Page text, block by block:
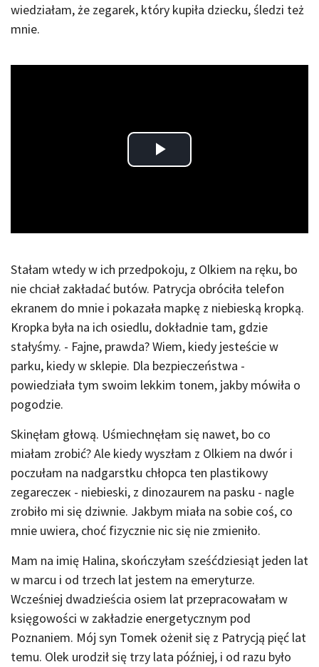
wiedziałam, że zegarek, który kupiła dziecku, śledzi też
mnie.
Play
Stałam wtedy w ich przedpokoju, z Olkiem na ręku, bo
nie chciał zakładać butów. Patrycja obróciła telefon
ekranem do mnie i pokazała mapkę z niebieską kropką.
Kropka była na ich osiedlu, dokładnie tam, gdzie
stałyśmy. - Fajne, prawda? Wiem, kiedy jesteście w
parku, kiedy w sklepie. Dla bezpieczeństwa -
powiedziała tym swoim lekkim tonem, jakby mówiła o
pogodzie.
Skinęłam głową. Uśmiechnęłam się nawet, bo co
miałam zrobić? Ale kiedy wyszłam z Olkiem na dwór i
poczułam na nadgarstku chłopca ten plastikowy
zegareczeк - niebieski, z dinozaurem na pasku - nagle
zrobiło mi się dziwnie. Jakbym miała na sobie coś, co
mnie uwiera, choć fizycznie nic się nie zmieniło.
Mam na imię Halina, skończyłam sześćdziesiąt jeden lat
w marcu i od trzech lat jestem na emeryturze.
Wcześniej dwadzieścia osiem lat przepracowałam w
księgowości w zakładzie energetycznym pod
Poznaniem. Mój syn Tomek ożenił się z Patrycją pięć lat
temu. Olek urodził się trzy lata później, i od razu było